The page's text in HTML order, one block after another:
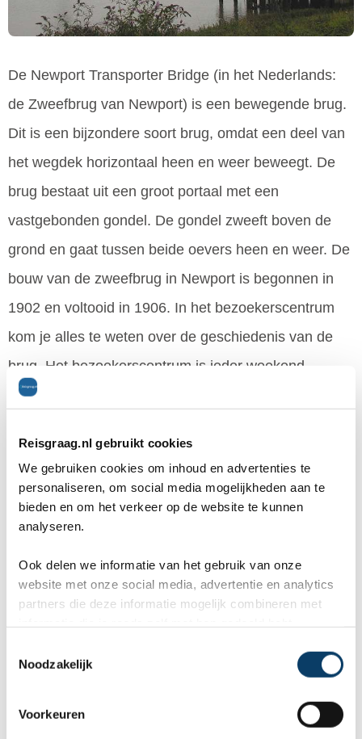
Reisgraag.nl gebruikt cookies
We gebruiken cookies om inhoud en advertenties te
personaliseren, om social media mogelijkheden aan te
bieden en om het verkeer op de website te kunnen
analyseren.
Ook delen we informatie van het gebruik van onze
website met onze social media, advertentie en analytics
partners die deze informatie mogelijk combineren met
Noodzakelijk
Voorkeuren
De Newport Transporter Bridge (in het Nederlands:
de Zweefbrug van Newport) is een bewegende brug.
Dit is een bijzondere soort brug, omdat een deel van
het wegdek horizontaal heen en weer beweegt. De
brug bestaat uit een groot portaal met een
vastgebonden gondel. De gondel zweeft boven de
grond en gaat tussen beide oevers heen en weer. De
bouw van de zweefbrug in Newport is begonnen in
1902 en voltooid in 1906. In het bezoekerscentrum
kom je alles te weten over de geschiedenis van de
brug. Het bezoekerscentrum is ieder weekend
geopend.
Tredegar House (Newport)